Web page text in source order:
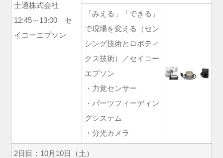
士通株式会社
12:45～13:00 セ
イコーエプソン
「みえる」「できる」
で現場を変える（セン
シング技術とロボティ
クス技術）／セイコー
エプソン
・力覚センサー
・パーツフィーディン
グシステム
・分光カメラ
2日目：10月10日（土）